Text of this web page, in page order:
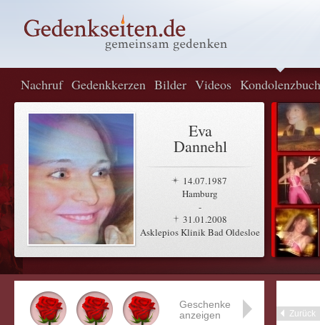
Nachruf Gedenkkerzen Bilder Videos Kondolenzbuch
Eva
Dannehl
14.07.1987
Hamburg
-
31.01.2008
Asklepios Klinik Bad Oldesloe
Zurück
Geschenke
anzeigen